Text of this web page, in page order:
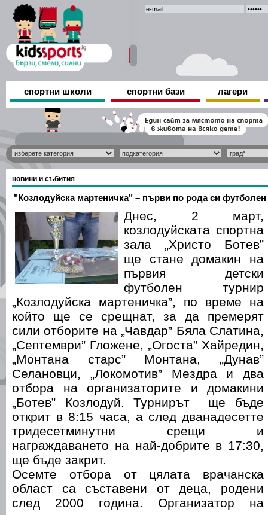
спортни школи спортни бази лагери
новини и събития
"Козлодуйска мартеничка" – първи по рода си футболен
Днес, 2 март,
козлодуйската спортна
зала „Христо Ботев”
ще стане домакин на
първия детски
футболен турнир
„Козлодуйска мартеничка”, по време на
който ще се срещнат, за да премерят
сили отборите на „Чавдар” Бяла Слатина,
„Септември” Гложене, „Огоста” Хайредин,
„Монтана старс” Монтана, „Дунав”
Селановци, „Локомотив” Мездра и два
отбора на организаторите и домакини
„Ботев” Козлодуй. Турнирът ще бъде
открит в 8:15 часа, а след дванадесетте
тридесетминутни срещи и
награждаването на най-добрите в 17:30,
ще бъде закрит.
Осемте отбора от цялата врачанска
област са съставени от деца, родени
след 2000 година. Организатор на